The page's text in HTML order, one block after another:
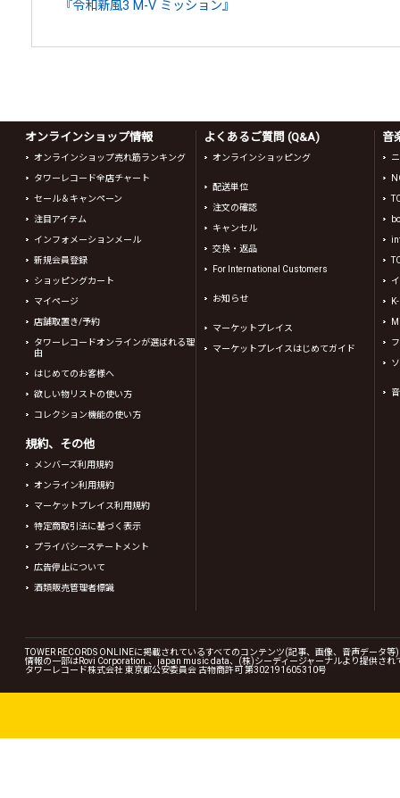
『令和新風3 M-V ミッション』
オンラインショップ情報
オンラインショップ売れ筋ランキング
タワーレコード全店チャート
セール＆キャンペーン
注目アイテム
インフォメーションメール
新規会員登録
ショッピングカート
マイページ
店舗取置き/予約
タワーレコードオンラインが選ばれる理
由
はじめてのお客様へ
欲しい物リストの使い方
コレクション機能の使い方
規約、その他
メンバーズ利用規約
オンライン利用規約
マーケットプレイス利用規約
特定商取引法に基づく表示
プライバシーステートメント
広告停止について
酒類販売管理者標識
よくあるご質問 (Q&A)
オンラインショッピング
配送単位
注文の確認
キャンセル
交換・返品
For International Customers
お知らせ
マーケットプレイス
マーケットプレイスはじめてガイド
音
TOWER RECORDS ONLINEに掲載されているすべてのコンテンツ(記事、画像、音声データ
情報の一部はRovi Corporation.、japan music data、(株)シーディージャーナルより提供され
タワーレコード株式会社 東京都公安委員会 古物商許可 第302191605310号